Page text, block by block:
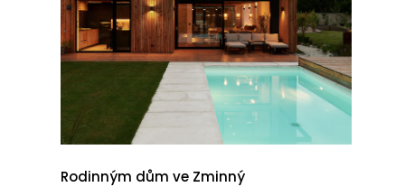
Rodinným dům ve Zminný